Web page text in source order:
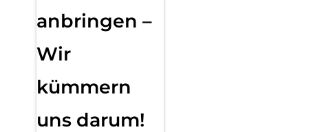
anbringen –
Wir
kümmern
uns darum!